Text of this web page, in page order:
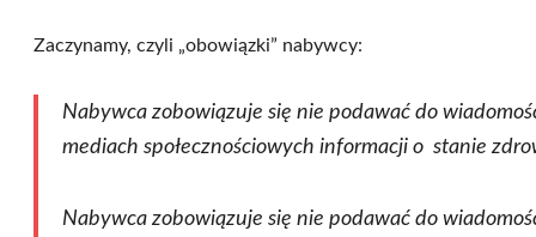
Zaczynamy, czyli „obowiązki” nabywcy:
Nabywca zobowiązuje się nie podawać do
mediach społecznościowych informacji o stanie
Nabywca zobowiązuje się nie podawać do